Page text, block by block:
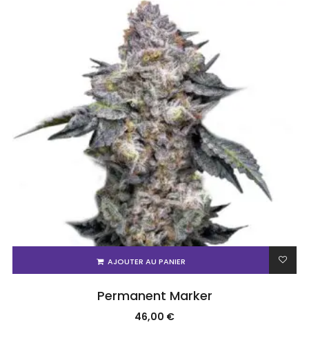
AJOUTER AU PANIER
Permanent Marker
46,00 €